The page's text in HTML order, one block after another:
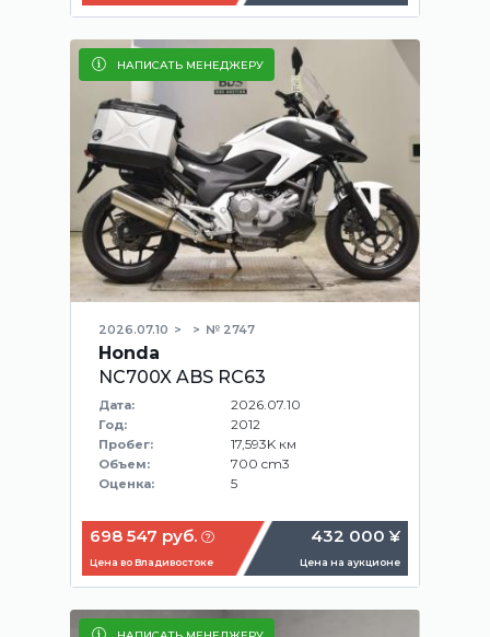
НАПИСАТЬ МЕНЕДЖЕРУ
2026.07.10 № 2747
Honda
NC700X ABS RC63
Дата: 2026.07.10
Год: 2012
Пробег: 17,593K км
Объем: 700 cm3
Оценка: 5
698 547 руб.
Цена во Владивостоке
432 000 ¥
Цена на аукционе